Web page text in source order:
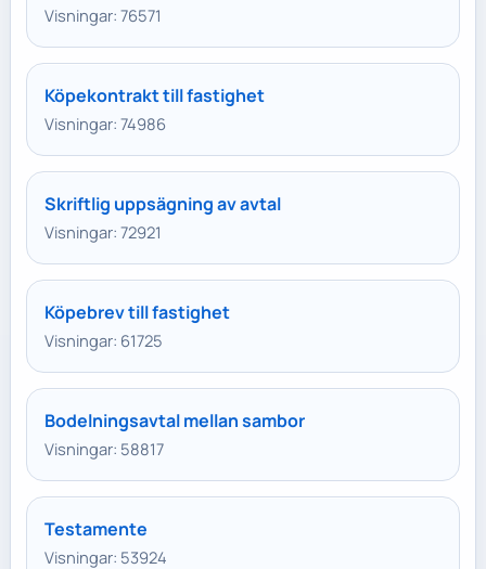
Visningar: 76571
Köpekontrakt till fastighet
Visningar: 74986
Skriftlig uppsägning av avtal
Visningar: 72921
Köpebrev till fastighet
Visningar: 61725
Bodelningsavtal mellan sambor
Visningar: 58817
Testamente
Visningar: 53924